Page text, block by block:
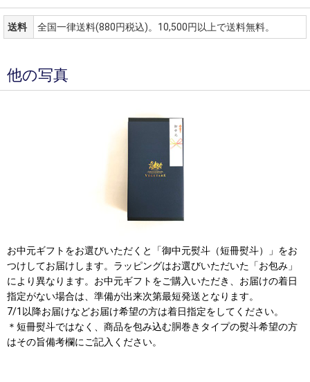
送料 全国一律送料(880円税込)。10,500円以上で送料無料。
他の写真
お中元ギフトをお選びいただくと「御中元熨斗（短冊熨斗）」をお
つけしてお届けします。ラッピングはお選びいただいた「お包み」
により異なります。お中元ギフトをご購入いただき、お届けの着日
指定がない場合は、準備が出来次第最短発送となります。
7/1以降お届けなどお届け希望の方は着日指定をしてください。
＊短冊熨斗ではなく、商品を包み込む胴巻きタイプの熨斗希望の方
はその旨備考欄にご記入ください。